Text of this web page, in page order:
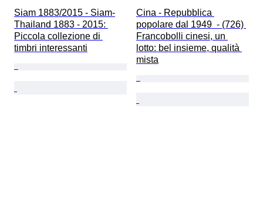
Siam 1883/2015 - Siam-
Thailand 1883 - 2015:
Piccola collezione di
timbri interessanti
Cina - Repubblica
popolare dal 1949  - (726)
Francobolli cinesi, un
lotto: bel insieme, qualità
mista